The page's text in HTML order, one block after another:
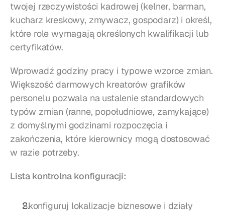
twojej rzeczywistości kadrowej (kelner, barman,
kucharz kreskowy, zmywacz, gospodarz) i określ,
które role wymagają określonych kwalifikacji lub
certyfikatów.
Wprowadź godziny pracy i typowe wzorce zmian.
Większość darmowych kreatorów grafików
personelu pozwala na ustalenie standardowych
typów zmian (ranne, popołudniowe, zamykające)
z domyślnymi godzinami rozpoczęcia i
zakończenia, które kierownicy mogą dostosować
w razie potrzeby.
Lista kontrolna konfiguracji:
Skonfiguruj lokalizacje biznesowe i działy